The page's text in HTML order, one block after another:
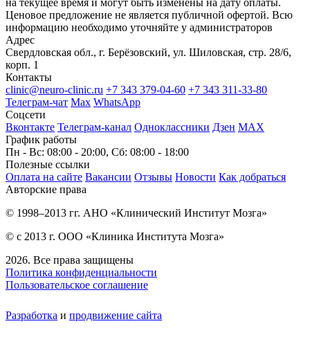
Ценовое предложение не является публичной офертой. Всю
информацию необходимо уточняйте у администраторов
Адрес
Свердловская обл., г. Берёзовский, ул. Шиловская, стр. 28/6,
корп. 1
Контакты
clinic@neuro-clinic.ru +7 343 379-04-60 +7 343 311-33-80
Телеграм-чат Max WhatsApp
Соцсети
Вконтакте Телеграм-канал Одноклассники Дзен МАХ
График работы
Пн - Вс: 08:00 - 20:00, Сб: 08:00 - 18:00
Полезные ссылки
Оплата на сайте Вакансии Отзывы Новости Как добраться
Авторские права
© 1998–2013 гг. АНО «Клинический Институт Мозга»
© с 2013 г. ООО «Клиника Института Мозга»
2026. Все права защищены
Политика конфиденциальности
Пользовательское соглашение
Разработка и продвижение сайта